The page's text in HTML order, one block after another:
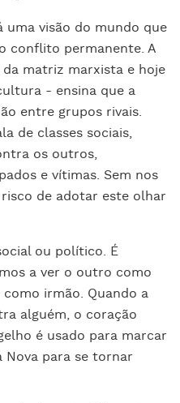
uma visão do mundo que
conflito permanente. A
matriz marxista e hoje
- ensina que a
entre grupos rivais.
de classes sociais,
os outros,
e vítimas. Sem nos
de adotar este olhar
ou político. É
a ver o outro como
irmão. Quando a
alguém, o coração
é usado para marcar
Nova para se tornar